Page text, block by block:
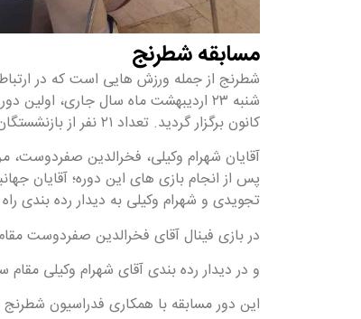
مسابقه شطرنج
شطرنج از جمله ورزش هایی است که در
شنبه ۲۳ اردیبهشت ماه سال جاری،
کانون برگزار گردید. تعداد ۲۱ نفر از بازنشستگان شرکت کننده در دو گروه به رقابت پرداخته و در نهایت؛
آقایان شهرام وکیلی، فخرالدین صفردوست،
پس از انجام بازی های این دوره؛ آقایان
تجویدی و شهرام وکیلی به دیدار رده بندی راه
در بازی فینال آقای فخرالدین صفردوست
و در دیدار رده بندی آقای شهرام وکیلی
این دور مسابقه با همکاری فدراسیون شطرنج